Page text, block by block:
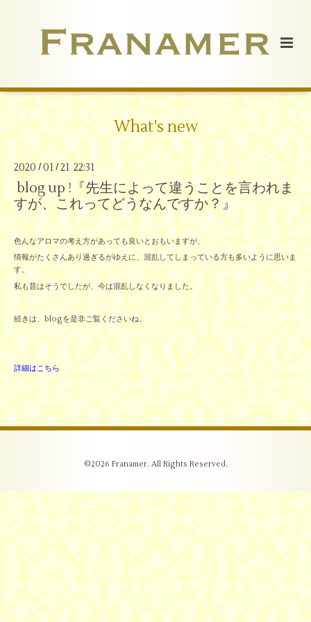
What's new
2020/01 /21 22:31
blog up !『先生によって違うことを言われま
すが、これってどうなんですか？』
色んなアロマの考え方があっても良いとおもいますが、
情報がたくさんあり過ぎるがゆえに、混乱してしまっている方も多いように思いま
す。
私も昔はそうでしたが、今は混乱しなくなりました。
続きは、blogを是非ご覧くださいね。
詳細はこちら
©2026 Franamer. All Rights Reserved.